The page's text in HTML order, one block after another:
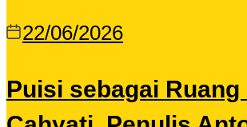
22/06/2026
Puisi sebagai